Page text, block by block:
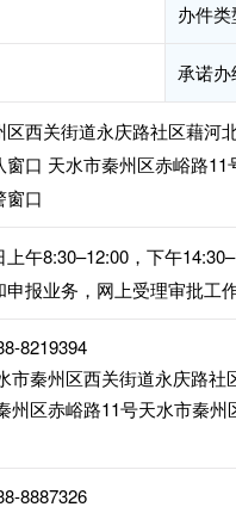
办件类
承诺办
区西关街道永庆路社区藉河
窗口 天水市秦州区赤峪路
窗口
上午8:30–12:00，下午
报业务，网上受理审批工
8219394
市秦州区西关街道永庆路
州区赤峪路11号天水市秦
8887326